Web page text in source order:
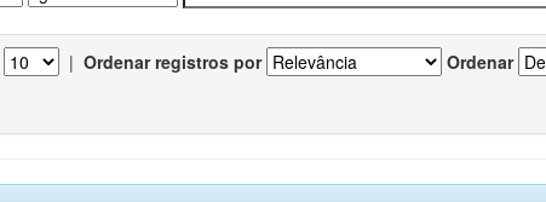
| Ordenar registros por Ordenar